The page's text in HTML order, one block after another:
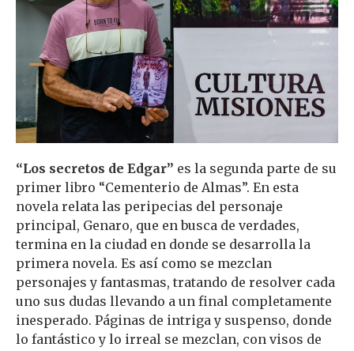
“Los secretos de Edgar” es la segunda parte de su
primer libro “Cementerio de Almas”. En esta
novela relata las peripecias del personaje
principal, Genaro, que en busca de verdades,
termina en la ciudad en donde se desarrolla la
primera novela. Es así como se mezclan
personajes y fantasmas, tratando de resolver cada
uno sus dudas llevando a un final completamente
inesperado. Páginas de intriga y suspenso, donde
lo fantástico y lo irreal se mezclan, con visos de